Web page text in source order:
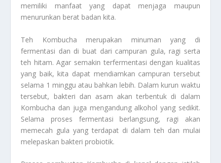
memiliki manfaat yang dapat menjaga maupun
menurunkan berat badan kita.
Teh Kombucha merupakan minuman yang di
fermentasi dan di buat dari campuran gula, ragi serta
teh hitam. Agar semakin terfermentasi dengan kualitas
yang baik, kita dapat mendiamkan campuran tersebut
selama 1 minggu atau bahkan lebih. Dalam kurun waktu
tersebut, bakteri dan asam akan terbentuk di dalam
Kombucha dan juga mengandung alkohol yang sedikit.
Selama proses fermentasi berlangsung, ragi akan
memecah gula yang terdapat di dalam teh dan mulai
melepaskan bakteri probiotik.